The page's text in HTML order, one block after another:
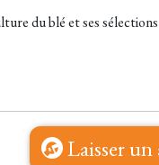
du blé et ses
Laisser